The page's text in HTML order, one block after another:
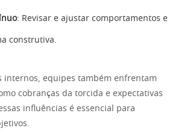
: Revisar e ajustar comportamentos e
construtiva.
internos, equipes também enfrentam
cobranças da torcida e expectativas
influências é essencial para